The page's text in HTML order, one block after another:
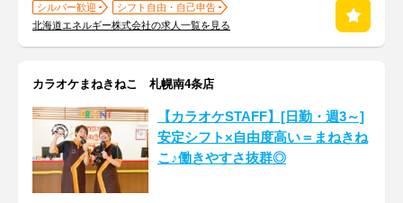
シルバー歓迎
シフト自由・自己申告
北海道エネルギー株式会社の求人一覧を見る
カラオケまねきねこ 札幌南4条店
【カラオケSTAFF】[日勤・週3～]
安定シフト×自由度高い＝まねきね
こ♪働きやすさ抜群◎